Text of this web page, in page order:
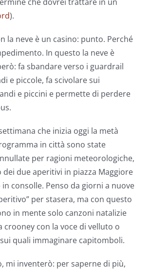
).
la neve è un casino: punto. Perché
In questo la neve è
fa sbandare verso i guardrail
e piccole, fa scivolare sui
e piccini e permette di perdere
che inizia oggi la metà
in città sono state
per ragioni meteorologiche,
due aperitivi in piazza Maggiore
consolle. Penso da giorni a nuove
per stasera, ma con questo
in mente solo canzoni natalizie
con la voce di velluto o
quali immaginare capitomboli.
mi inventerò: per saperne di più,